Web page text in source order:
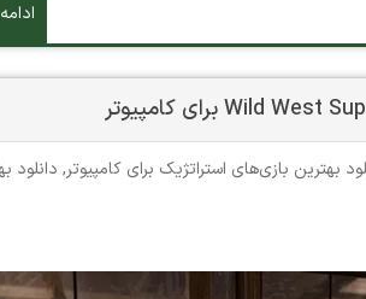
بهترین بازی‌های استراتژیک برای کامپیوتر, دانلود